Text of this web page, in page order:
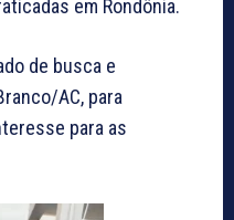
em Rondônia.
de busca e
AC, para
para as